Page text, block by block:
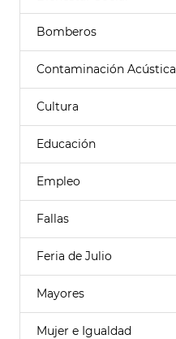
Bomberos
Contaminación Acústica
Cultura
Educación
Empleo
Fallas
Feria de Julio
Mayores
Mujer e Igualdad